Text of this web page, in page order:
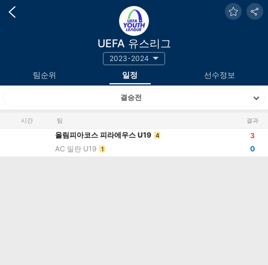
UEFA 유스리그
2023-2024
팀순위 일정 선수정보
결승전
시간 팀 결과
올림피아코스 피라에우스 U19 4
AC 밀란 U19 1
3
0